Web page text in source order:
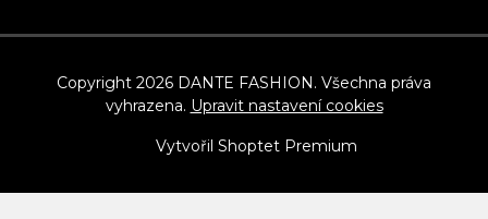
á
í
Vytvořil Shoptet Premium
Copyright 2026 DANTE FASHION. Všechna práva
vyhrazena. Upravit nastavení cookies